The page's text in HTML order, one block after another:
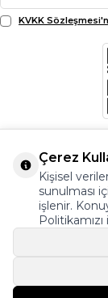
KVKK
Çerez
Kişisel
sunulması
işlenir.